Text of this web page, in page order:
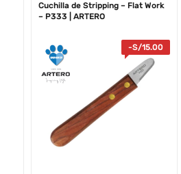
Cuchilla de Stripping – Flat Work
– P333 | ARTERO
-S/15.00